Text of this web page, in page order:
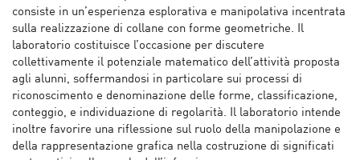
consiste in un’esperienza esplorativa e manipolativa incentrata
sulla realizzazione di collane con forme geometriche. Il
laboratorio costituisce l’occasione per discutere
collettivamente il potenziale matematico dell’attività proposta
agli alunni, soffermandosi in particolare sui processi di
riconoscimento e denominazione delle forme, classificazione,
conteggio, e individuazione di regolarità. Il laboratorio intende
inoltre favorire una riflessione sul ruolo della manipolazione e
della rappresentazione grafica nella costruzione di significati